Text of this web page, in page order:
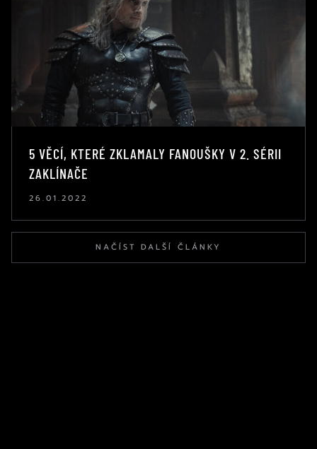
5 VĚCÍ, KTERÉ ZKLAMALY FANOUŠKY V 2. SÉRII
ZAKLÍNAČE
26.01.2022
NAČÍST DALŠÍ ČLÁNKY